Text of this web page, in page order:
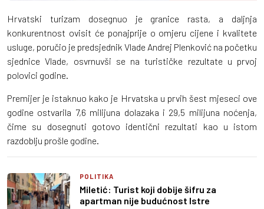
Hrvatski turizam dosegnuo je granice rasta, a daljnja
konkurentnost ovisit će ponajprije o omjeru cijene i kvalitete
usluge, poručio je predsjednik Vlade Andrej Plenković na početku
sjednice Vlade, osvrnuvši se na turističke rezultate u prvoj
polovici godine.
Premijer je istaknuo kako je Hrvatska u prvih šest mjeseci ove
godine ostvarila 7,6 milijuna dolazaka i 29,5 milijuna noćenja,
čime su dosegnuti gotovo identični rezultati kao u istom
razdoblju prošle godine.
POLITIKA
Miletić: Turist koji dobije šifru za
apartman nije budućnost Istre